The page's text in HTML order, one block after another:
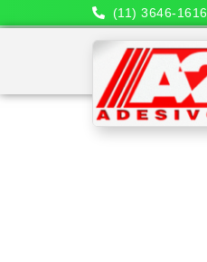
(11) 3646-1616